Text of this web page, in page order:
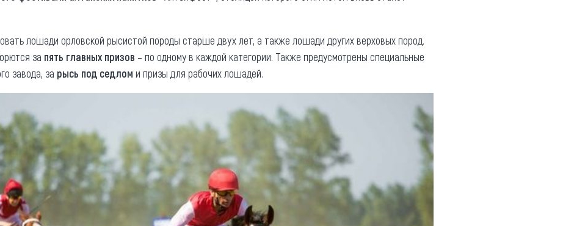
Карты и буклеты
лошади орловской рысистой породы старше двух лет, а также лошади других верховых пород.
за пять главных призов – по одному в каждой категории. Также предусмотрены специальные
завода, за рысь под седлом и призы для рабочих лошадей.